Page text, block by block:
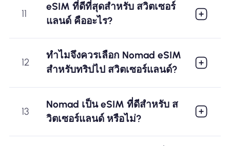
11
eSIM ที่ดีที่สุดสำหรับ สวิตเซอร์
แลนด์ คืออะไร?
12
ทำไมจึงควรเลือก Nomad eSIM
สำหรับทริปไป สวิตเซอร์แลนด์?
13
Nomad เป็น eSIM ที่ดีสำหรับ ส
วิตเซอร์แลนด์ หรือไม่?